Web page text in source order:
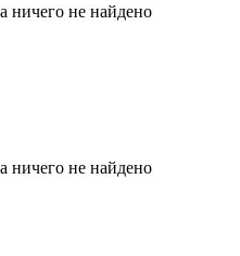
ничего не найдено
ничего не найдено